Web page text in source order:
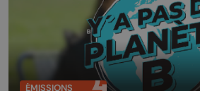
ÉMISSIONS